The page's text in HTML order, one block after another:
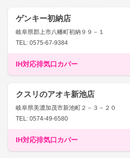
ゲンキー初納店
岐阜県郡上市八幡町初納９９－１
TEL: 0575-67-9384
IH対応排気口カバー
クスリのアオキ新池店
岐阜県美濃加茂市新池町２－３－２０
TEL: 0574-49-6580
IH対応排気口カバー